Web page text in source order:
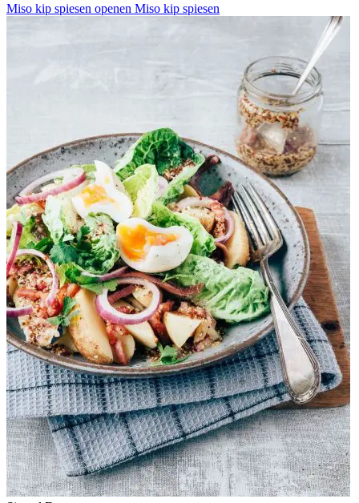
Miso kip spiesen openen Miso kip spiesen